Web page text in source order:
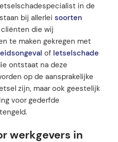
in de
bij allerlei soorten
die wij
te maken gekregen met
of letselschade
ontstaat na deze
op de aansprakelijke
zijn, maar ook geestelijk
voor gederfde
werkgevers in